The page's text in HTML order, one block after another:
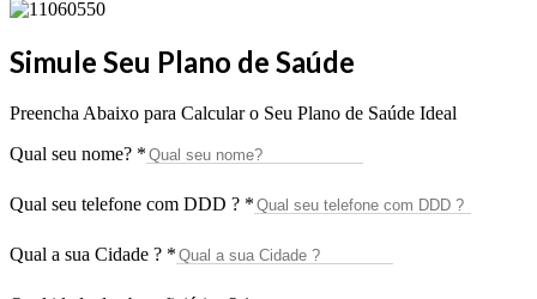
Simule Seu Plano de Saúde
Preencha Abaixo para Calcular o Seu Plano de Saúde Ideal
Qual seu nome? *
Qual seu telefone com DDD ? *
Qual a sua Cidade ? *